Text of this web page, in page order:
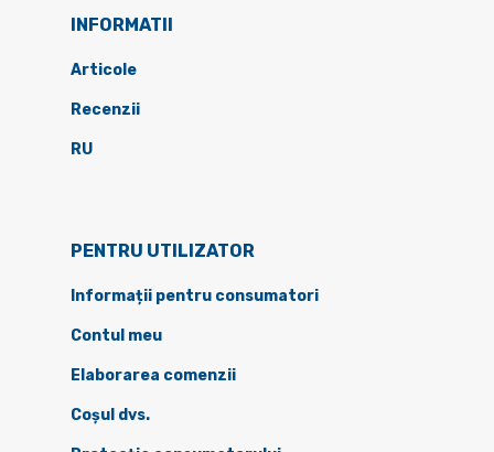
INFORMATII
Articole
Recenzii
RU
PENTRU UTILIZATOR
Informații pentru consumatori
Contul meu
Elaborarea comenzii
Coșul dvs.